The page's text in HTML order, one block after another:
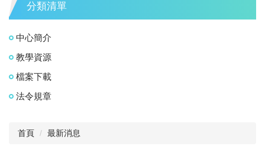
分類清單
中心簡介
教學資源
檔案下載
法令規章
首頁 最新消息